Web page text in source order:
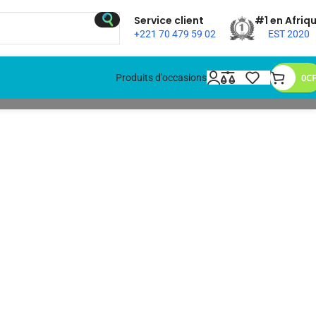
Service client
+221 70 479 59 02
#1 en
EST 2020
Produits d'occasions 0